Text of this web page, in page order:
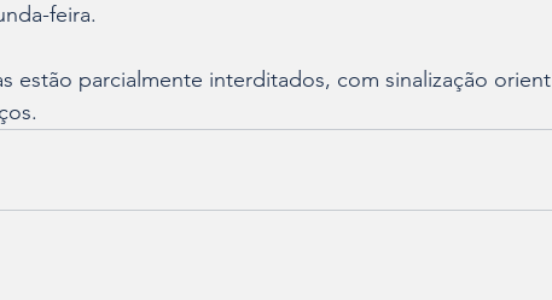
feira.
estão parcialmente interditados, com sinalização